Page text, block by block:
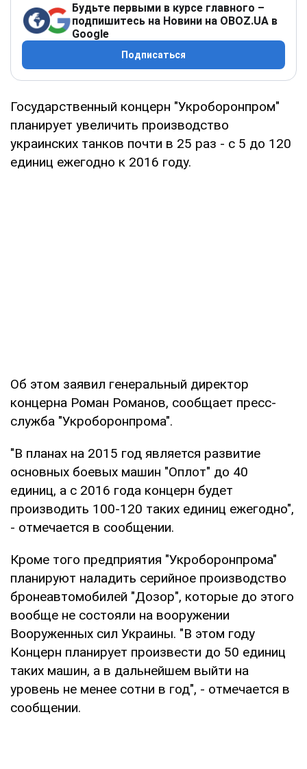
Будьте первыми в курсе главного –
подпишитесь на Новини на OBOZ.UA в
Google
Подписаться
Государственный концерн "Укроборонпром"
планирует увеличить производство
украинских танков почти в 25 раз - с 5 до 120
единиц ежегодно к 2016 году.
Об этом заявил генеральный директор
концерна Роман Романов, сообщает пресс-
служба "Укроборонпрома".
"В планах на 2015 год является развитие
основных боевых машин "Оплот" до 40
единиц, а с 2016 года концерн будет
производить 100-120 таких единиц ежегодно",
- отмечается в сообщении.
Кроме того предприятия "Укроборонпрома"
планируют наладить серийное производство
бронеавтомобилей "Дозор", которые до этого
вообще не состояли на вооружении
Вооруженных сил Украины. "В этом году
Концерн планирует произвести до 50 единиц
таких машин, а в дальнейшем выйти на
уровень не менее сотни в год", - отмечается в
сообщении.